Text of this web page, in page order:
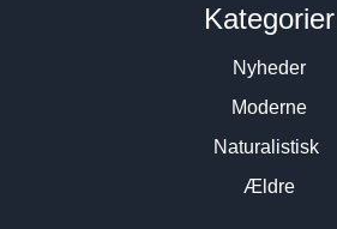
Kategorier
Nyheder
Moderne
Naturalistisk
Ældre